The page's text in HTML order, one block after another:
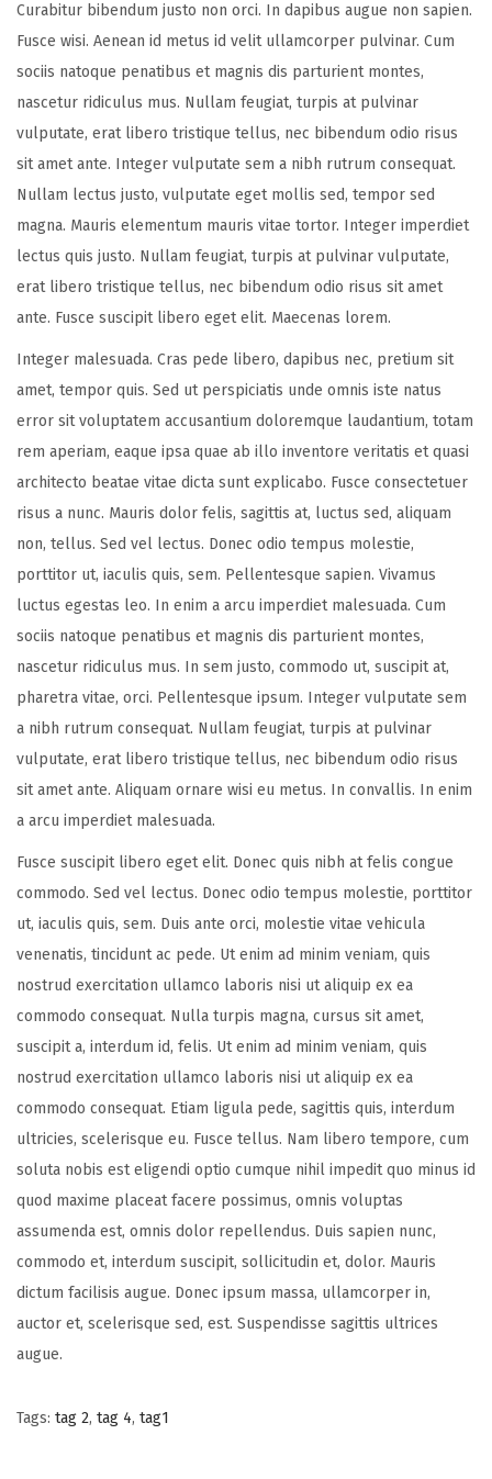
Curabitur bibendum justo non orci. In dapibus augue non sapien.
Fusce wisi. Aenean id metus id velit ullamcorper pulvinar. Cum
sociis natoque penatibus et magnis dis parturient montes,
nascetur ridiculus mus. Nullam feugiat, turpis at pulvinar
vulputate, erat libero tristique tellus, nec bibendum odio risus
sit amet ante. Integer vulputate sem a nibh rutrum consequat.
Nullam lectus justo, vulputate eget mollis sed, tempor sed
magna. Mauris elementum mauris vitae tortor. Integer imperdiet
lectus quis justo. Nullam feugiat, turpis at pulvinar vulputate,
erat libero tristique tellus, nec bibendum odio risus sit amet
ante. Fusce suscipit libero eget elit. Maecenas lorem.
Integer malesuada. Cras pede libero, dapibus nec, pretium sit
amet, tempor quis. Sed ut perspiciatis unde omnis iste natus
error sit voluptatem accusantium doloremque laudantium, totam
rem aperiam, eaque ipsa quae ab illo inventore veritatis et quasi
architecto beatae vitae dicta sunt explicabo. Fusce consectetuer
risus a nunc. Mauris dolor felis, sagittis at, luctus sed, aliquam
non, tellus. Sed vel lectus. Donec odio tempus molestie,
porttitor ut, iaculis quis, sem. Pellentesque sapien. Vivamus
luctus egestas leo. In enim a arcu imperdiet malesuada. Cum
sociis natoque penatibus et magnis dis parturient montes,
nascetur ridiculus mus. In sem justo, commodo ut, suscipit at,
pharetra vitae, orci. Pellentesque ipsum. Integer vulputate sem
a nibh rutrum consequat. Nullam feugiat, turpis at pulvinar
vulputate, erat libero tristique tellus, nec bibendum odio risus
sit amet ante. Aliquam ornare wisi eu metus. In convallis. In enim
a arcu imperdiet malesuada.
Fusce suscipit libero eget elit. Donec quis nibh at felis congue
commodo. Sed vel lectus. Donec odio tempus molestie, porttitor
ut, iaculis quis, sem. Duis ante orci, molestie vitae vehicula
venenatis, tincidunt ac pede. Ut enim ad minim veniam, quis
nostrud exercitation ullamco laboris nisi ut aliquip ex ea
commodo consequat. Nulla turpis magna, cursus sit amet,
suscipit a, interdum id, felis. Ut enim ad minim veniam, quis
nostrud exercitation ullamco laboris nisi ut aliquip ex ea
commodo consequat. Etiam ligula pede, sagittis quis, interdum
ultricies, scelerisque eu. Fusce tellus. Nam libero tempore, cum
soluta nobis est eligendi optio cumque nihil impedit quo minus id
quod maxime placeat facere possimus, omnis voluptas
assumenda est, omnis dolor repellendus. Duis sapien nunc,
commodo et, interdum suscipit, sollicitudin et, dolor. Mauris
dictum facilisis augue. Donec ipsum massa, ullamcorper in,
auctor et, scelerisque sed, est. Suspendisse sagittis ultrices
augue.
Tags: tag 2, tag 4, tag1